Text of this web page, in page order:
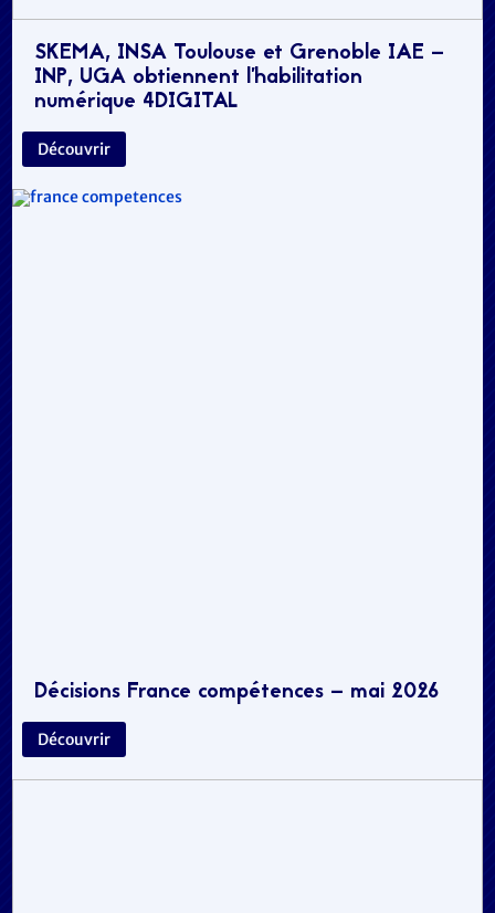
SKEMA, INSA Toulouse et Grenoble IAE –
INP, UGA obtiennent l’habilitation
numérique 4DIGITAL
Découvrir
Décisions France compétences – mai 2026
Découvrir